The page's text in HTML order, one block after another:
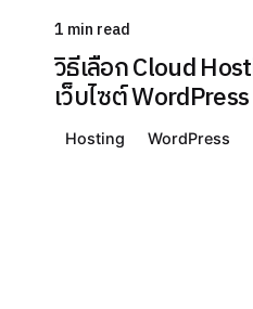
1 min read
วิธีเลือก Cloud
เว็บไซต์
Hosting WordPress